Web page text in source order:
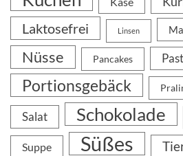
Laktosefrei Linsen
Nüsse Pancakes
Portionsgebäck
Salat Schokolade
Suppe Süßes